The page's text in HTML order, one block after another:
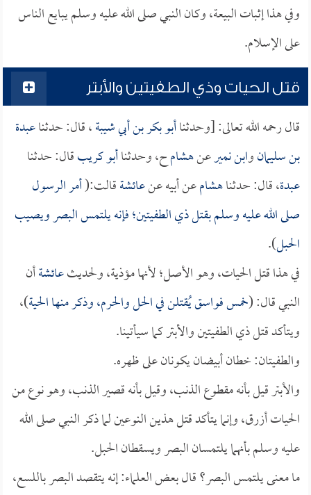
وفي هذا إثبات البيعة، وكان النبي صلى الله عليه وسلم يبايع الناس
على الإسلام.
قتل الحيات وذي الطفيتين والأبتر
قال رحمه الله تعالى: [وحدثناأبو بكر بن أبي شيبة، قال: حدثناعبدة
بن سليمانوابن نميرعنهشامح، وحدثناأبو كريبقال: حدثنا
عبدة، قال: حدثناهشامعن أبيه عنعائشةقالت:(أمر الرسول
صلى الله عليه وسلم بقتل ذي الطفيتين؛ فإنه يلتمس البصر ويصيب
الحبل).
في هذا قتل الحيات، وهو الأصل؛ لأنها مؤذية، ولحديثعائشةأن
النبي قال: (خمس فواسق يُقتلن في الحل والحرم، وذكر منها الحية)،
ويتأكد قتل ذي الطفيتين والأبتر كما سيأتينا.
والطفيتان: خطان أبيضان يكونان على ظهره.
والأبتر قيل بأنه مقطوع الذنب، وقيل بأنه قصير الذنب، وهو نوع من
الحيات أزرق، وإنما يتأكد قتل هذين النوعين لما ذكر النبي صلى الله
عليه وسلم بأنهما يلتمسان البصر ويسقطان الحبل.
ما معنى يلتمس البصر؟ قال بعض العلماء: إنه يتقصد البصر باللسع،